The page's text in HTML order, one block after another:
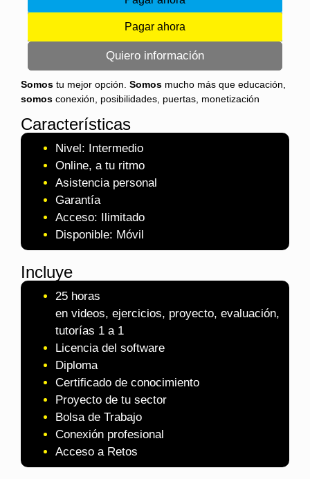
Pagar ahora
Quiero información
Somos tu mejor opción. Somos mucho más que educación,
somos conexión, posibilidades, puertas, monetización
Características
Nivel: Intermedio
Online, a tu ritmo
Asistencia personal
Garantía
Acceso: Ilimitado
Disponible: Móvil
Incluye
25 horas
en videos, ejercicios, proyecto, evaluación,
tutorías 1 a 1
Licencia del software
Diploma
Certificado de conocimiento
Proyecto de tu sector
Bolsa de Trabajo
Conexión profesional
Acceso a Retos